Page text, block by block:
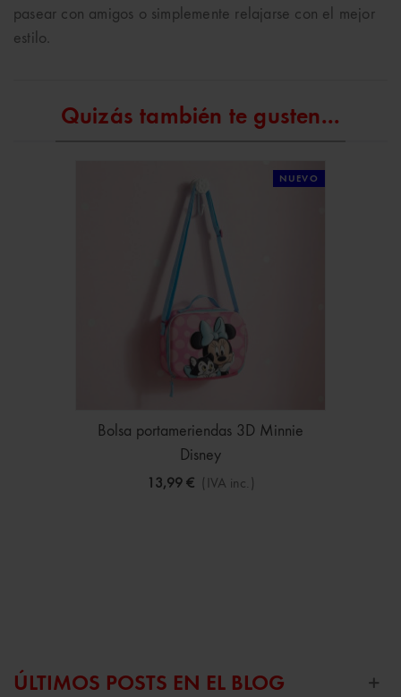
pasear con amigos o simplemente relajarse con el mejor
estilo.
Quizás también te gusten...
NUEVO
Bolsa portameriendas 3D Minnie
Disney
13,99 € (IVA inc.)
ÚLTIMOS POSTS EN EL BLOG